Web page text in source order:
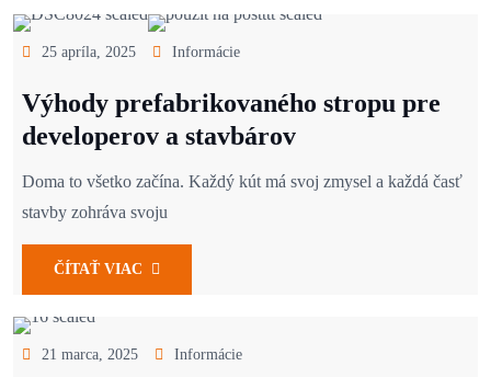
25 apríla, 2025 Informácie
Výhody prefabrikovaného stropu pre
developerov a stavbárov
Doma to všetko začína. Každý kút má svoj zmysel a každá časť
stavby zohráva svoju
ČÍTAŤ VIAC
21 marca, 2025 Informácie